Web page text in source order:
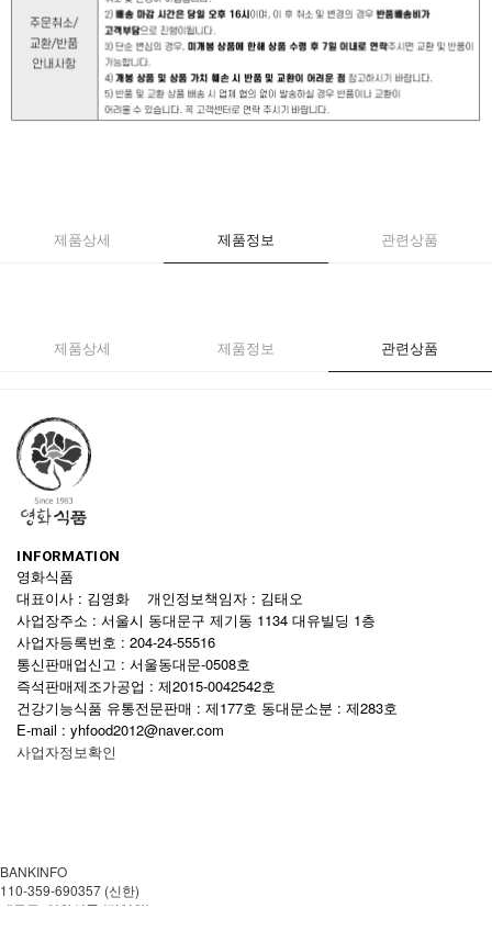
제품상세 제품정보 관련상품
제품상세 제품정보 관련상품
INFORMATION
영화식품
대표이사 : 김영화 개인정보책임자 : 김태오
사업장주소 : 서울시 동대문구 제기동 1134 대유빌딩 1층
사업자등록번호 : 204-24-55516
통신판매업신고 : 서울동대문-0508호
즉석판매제조가공업 : 제2015-0042542호
건강기능식품 유통전문판매 : 제177호 동대문소분 : 제283호
E-mail : yhfood2012@naver.com
사업자정보확인
BANKINFO
110-359-690357 (신한)
예금주: 영화식품 (김영화)